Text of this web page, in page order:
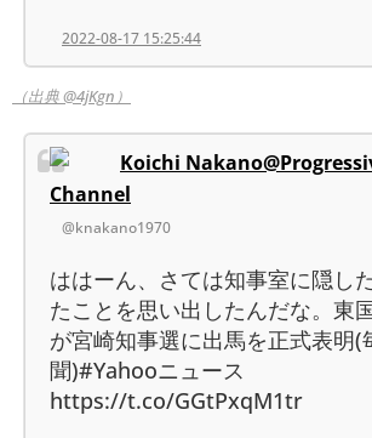
2022-08-17 15:25:44
（出典 @4jKgn）
Koichi
Channel
@knakano1970
ははーん、さては知事室に隠し
たことを思い出したんだな。東
が宮崎知事選に出馬を正式表明(
聞)#Yahooニュース
https://t.co/GGtPxqM1tr